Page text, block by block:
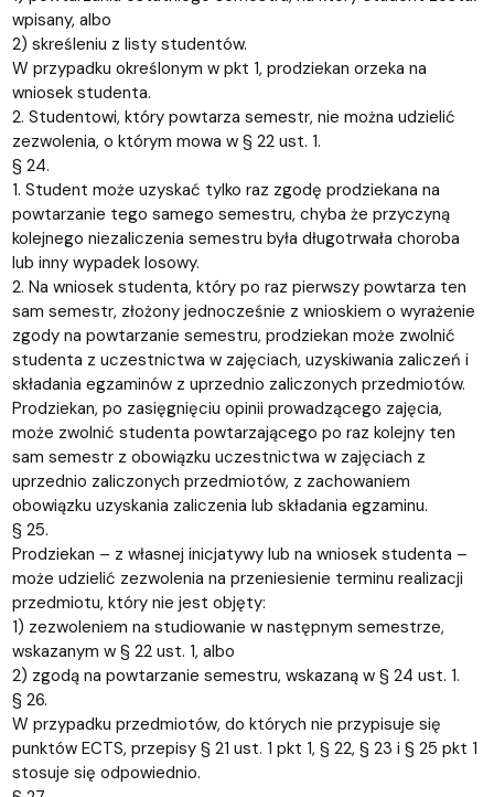
wpisany, albo
2) skreśleniu z listy studentów.
W przypadku określonym w pkt 1, prodziekan orzeka na
wniosek studenta.
2. Studentowi, który powtarza semestr, nie można udzielić
zezwolenia, o którym mowa w § 22 ust. 1.
§ 24.
1. Student może uzyskać tylko raz zgodę prodziekana na
powtarzanie tego samego semestru, chyba że przyczyną
kolejnego niezaliczenia semestru była długotrwała choroba
lub inny wypadek losowy.
2. Na wniosek studenta, który po raz pierwszy powtarza ten
sam semestr, złożony jednocześnie z wnioskiem o wyrażenie
zgody na powtarzanie semestru, prodziekan może zwolnić
studenta z uczestnictwa w zajęciach, uzyskiwania zaliczeń i
składania egzaminów z uprzednio zaliczonych przedmiotów.
Prodziekan, po zasięgnięciu opinii prowadzącego zajęcia,
może zwolnić studenta powtarzającego po raz kolejny ten
sam semestr z obowiązku uczestnictwa w zajęciach z
uprzednio zaliczonych przedmiotów, z zachowaniem
obowiązku uzyskania zaliczenia lub składania egzaminu.
§ 25.
Prodziekan – z własnej inicjatywy lub na wniosek studenta –
może udzielić zezwolenia na przeniesienie terminu realizacji
przedmiotu, który nie jest objęty:
1) zezwoleniem na studiowanie w następnym semestrze,
wskazanym w § 22 ust. 1, albo
2) zgodą na powtarzanie semestru, wskazaną w § 24 ust. 1.
§ 26.
W przypadku przedmiotów, do których nie przypisuje się
punktów ECTS, przepisy § 21 ust. 1 pkt 1, § 22, § 23 i § 25 pkt 1
stosuje się odpowiednio.